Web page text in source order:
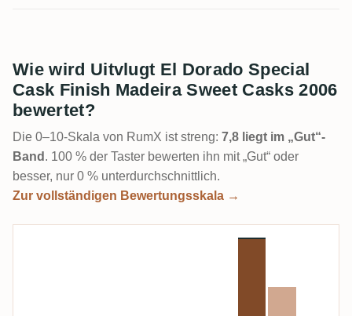
Wie wird Uitvlugt El Dorado Special
Cask Finish Madeira Sweet Casks 2006
bewertet?
Die 0–10-Skala von RumX ist streng: 7,8 liegt im „Gut“-
Band . 100 % der Taster bewerten ihn mit „Gut“ oder
besser, nur 0 % unterdurchschnittlich.
Zur vollständigen Bewertungsskala →